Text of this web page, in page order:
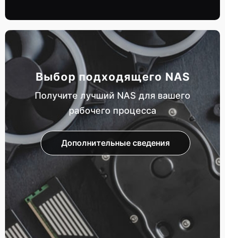
Выбор подходящего NAS
Получите лучший NAS для вашего
рабочего процесса
Дополнительные сведения